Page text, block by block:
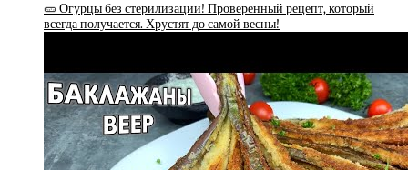
🥒 Огурцы без стерилизации! Проверенный рецепт, который
всегда получается. Хрустят до самой весны!